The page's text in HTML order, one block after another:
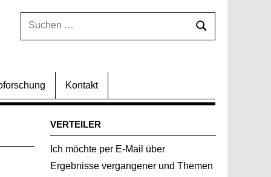
Suchen
Suchen
Kontakt
VERTEILER
Ich möchte per E-Mail über
Ergebnisse vergangener und Themen